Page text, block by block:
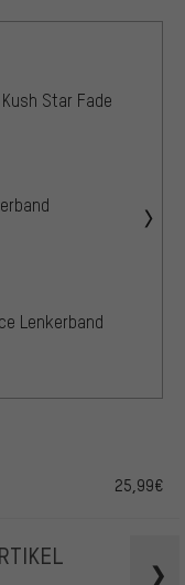
Star Fade
Lenkerband
25,99€